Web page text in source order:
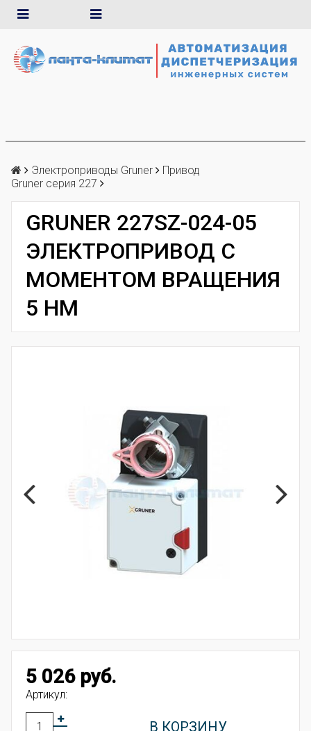
Электроприводы Gruner
Привод
Gruner серия 227
GRUNER 227SZ-024-05
ЭЛЕКТРОПРИВОД С
МОМЕНТОМ ВРАЩЕНИЯ
5 НМ
5 026 руб.
Артикул:
В КОРЗИНУ